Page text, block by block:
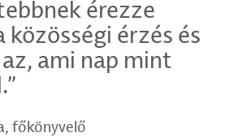
érezze
közösségi érzés és
ami nap mint
főkönyvelő